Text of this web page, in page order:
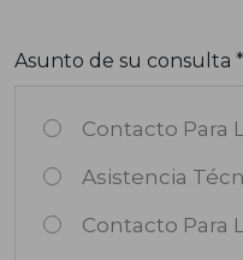
Asunto de su consulta *
Contacto Para
Asistencia
Contacto Para